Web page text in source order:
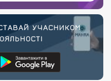
УЧАСНИКОМ